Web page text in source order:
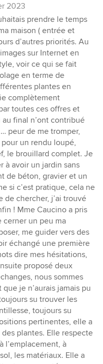
2023
prendre le temps
maison ( entrée et
d’autres priorités. Au
sur Internet en
voir ce qui se fait
en terme de
plantes en
complètement
toutes ces offres et
final n’ont contribué
peur de me tromper,
un rendu loupé,
le brouillard complet. Je
à avoir un jardin sans
de béton, gravier et un
si c’est pratique, cela ne
de chercher, j’ai trouvé
! Mme Caucino a pris
cerner un peu ma
me guider vers des
échangé une première
dire mes hésitations,
proposé deux
nous sommes
je n’aurais jamais pu
su trouver les
toujours su
pertinentes, elle a
plantes. Elle respecte
l’emplacement, à
les matériaux. Elle a